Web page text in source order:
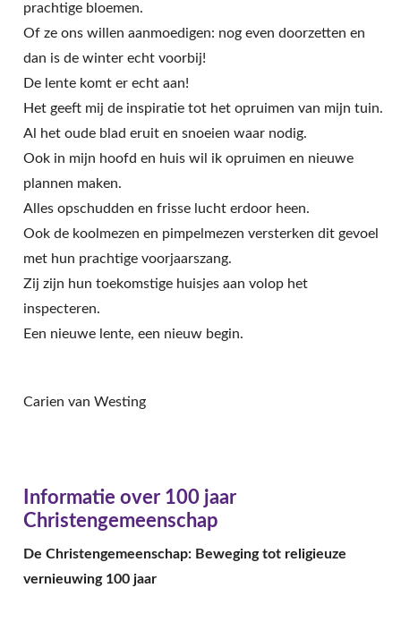
prachtige bloemen.
Of ze ons willen aanmoedigen: nog even doorzetten en
dan is de winter echt voorbij!
De lente komt er echt aan!
Het geeft mij de inspiratie tot het opruimen van mijn tuin.
Al het oude blad eruit en snoeien waar nodig.
Ook in mijn hoofd en huis wil ik opruimen en nieuwe
plannen maken.
Alles opschudden en frisse lucht erdoor heen.
Ook de koolmezen en pimpelmezen versterken dit gevoel
met hun prachtige voorjaarszang.
Zij zijn hun toekomstige huisjes aan volop het
inspecteren.
Een nieuwe lente, een nieuw begin.
Carien van Westing
Informatie over 100 jaar
Christengemeenschap
De Christengemeenschap: Beweging tot religieuze
vernieuwing 100 jaar